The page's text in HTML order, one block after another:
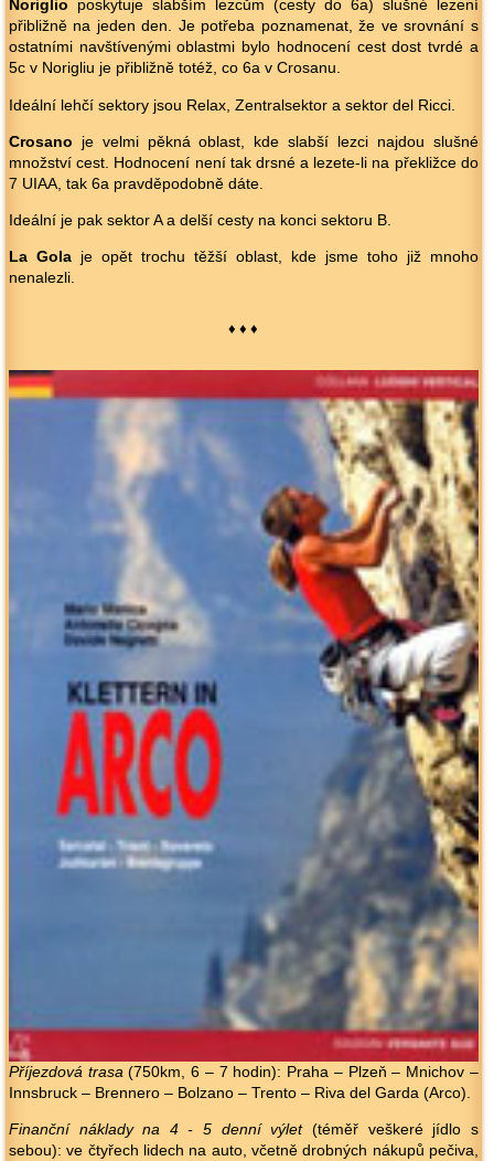
Noriglio poskytuje slabším lezcům (cesty do 6a) slušné lezení
přibližně na jeden den. Je potřeba poznamenat, že ve srovnání s
ostatními navštívenými oblastmi bylo hodnocení cest dost tvrdé a
5c v Norigliu je přibližně totéž, co 6a v Crosanu.
Ideální lehčí sektory jsou Relax, Zentralsektor a sektor del Ricci.
Crosano je velmi pěkná oblast, kde slabší lezci najdou slušné
množství cest. Hodnocení není tak drsné a lezete-li na překližce do
7 UIAA, tak 6a pravděpodobně dáte.
Ideální je pak sektor A a delší cesty na konci sektoru B.
La Gola je opět trochu těžší oblast, kde jsme toho již mnoho
nenalezli.
♦ ♦ ♦
Příjezdová trasa (750km, 6 – 7 hodin): Praha – Plzeň – Mnichov –
Innsbruck – Brennero – Bolzano – Trento – Riva del Garda (Arco).
Finanční náklady na 4 - 5 denní výlet(téměř veškeré jídlo s
sebou): ve čtyřech lidech na auto, včetně drobných nákupů pečiva,